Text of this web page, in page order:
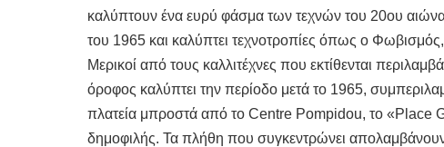
καλύπτουν ένα ευρύ φάσμα των τεχνών του 20ου
του 1965 και καλύπτει τεχνοτροπίες όπως ο
Μερικοί από τους καλλιτέχνες που εκτίθενται
όροφος καλύπτει την περίοδο μετά το 1965,
πλατεία μπροστά από το Centre Pompidou, το
δημοφιλής. Τα πλήθη που συγκεντρώνει